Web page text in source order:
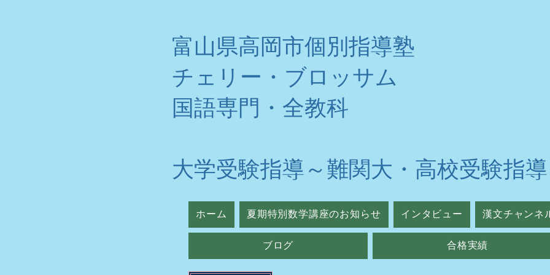
富山県高岡市個別指導塾
チェリー・ブロッサム
​国語専門・全教科
大学受験指導～難関大・高校受験指導
ホーム 夏期特別数学講座のお知らせ インタビュー 漢文チャンネ
ブログ 合格実績